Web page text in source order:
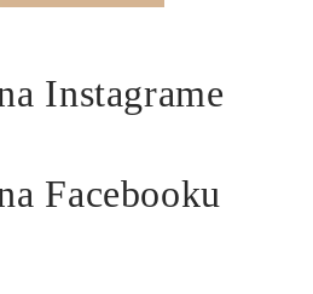
Instagrame
Facebooku